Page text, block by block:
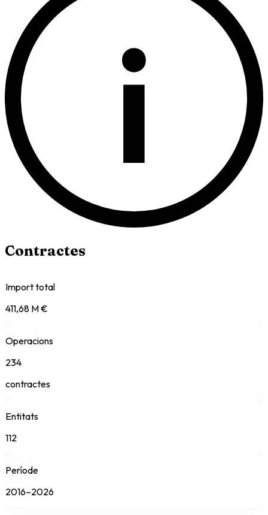
i
Contractes
Import total
411,68 M €
Operacions
234
contractes
Entitats
112
Període
2016–2026